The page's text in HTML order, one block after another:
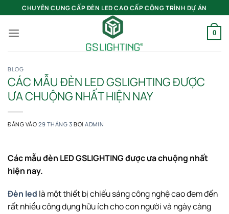
qua
nội
CHUYÊN CUNG CẤP ĐÈN LED CAO CẤP CÔNG TRÌNH DỰ ÁN
0
BLOG
CÁC MẪU ĐÈN LED GSLIGHTING ĐƯỢC
ƯA CHUỘNG NHẤT HIỆN NAY
ĐĂNG VÀO 29 THÁNG 3 BỞIADMIN
Các mẫu đèn LED GSLIGHTING được ưa chuộng nhất
hiện nay.
Đèn led là một thiết bị chiếu sáng công nghệ cao đem đến
rất nhiều công dụng hữu ích cho con người và ngày càng